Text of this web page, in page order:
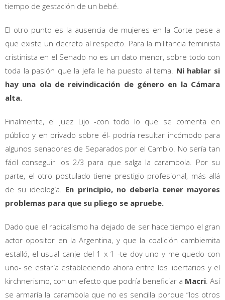
tiempo de gestación de un bebé.
El otro punto es la ausencia de mujeres en la Corte pese a
que existe un decreto al respecto. Para la militancia feminista
cristinista en el Senado no es un dato menor, sobre todo con
toda la pasión que la jefa le ha puesto al tema. Ni hablar si
hay una ola de reivindicación de género en la Cámara
alta.
Finalmente, el juez Lijo -con todo lo que se comenta en
público y en privado sobre él- podría resultar incómodo para
algunos senadores de Separados por el Cambio. No sería tan
fácil conseguir los 2/3 para que salga la carambola. Por su
parte, el otro postulado tiene prestigio profesional, más allá
de su ideología. En principio, no debería tener mayores
problemas para que su pliego se apruebe.
Dado que el radicalismo ha dejado de ser hace tiempo el gran
actor opositor en la Argentina, y que la coalición cambiemita
estalló, el usual canje del 1 x 1 -te doy uno y me quedo con
uno- se estaría estableciendo ahora entre los libertarios y el
kirchnerismo, con un efecto que podría beneficiar a Macri . Así
se armaría la carambola que no es sencilla porque “los otros